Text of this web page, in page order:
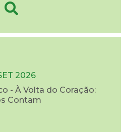
2026
- À Volta do Coração:
Contam